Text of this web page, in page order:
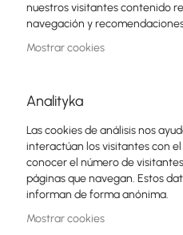
Cables LAN
Routers LAN
Licencias MikroTik
Monitoreo, Smart Home IoT
Dispositivos WiFi para
nuestros visitantes contenido
navegación y
Mostrar cookies
Analityka
Las cookies de análisis nos
interactúan los visitantes con
conocer el número de
páginas que navegan. Estos
informan de forma anónima.
Mostrar cookies